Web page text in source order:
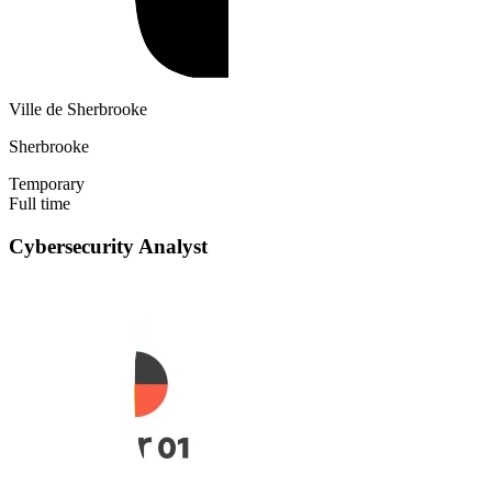
Ville de Sherbrooke
Sherbrooke
Temporary
Full time
Cybersecurity Analyst